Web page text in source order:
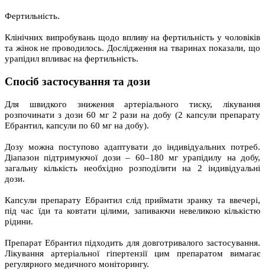
Фертильність.
Клінічних випробувань щодо впливу на фертильність у чоловіків
та жінок не проводилось. Дослідження на тваринах показали, що
урапідил впливає на фертильність.
Спосіб застосування та дози
Для швидкого зниження артеріального тиску, лікування
розпочинати з дози 60 мг 2 рази на добу (2 капсули препарату
Ебрантил, капсули по 60 мг на добу).
Дозу можна поступово адаптувати до індивідуальних потреб.
Діапазон підтримуючої дози – 60–180 мг урапідилу на добу,
загальну кількість необхідно розподілити на 2 індивідуальні
дози.
Капсули препарату Ебрантил слід приймати зранку та ввечері,
під час їди та ковтати цілими, запиваючи невеликою кількістю
рідини.
Препарат Ебрантил підходить для довготривалого застосування.
Лікування артеріальної гіпертензії цим препаратом вимагає
регулярного медичного моніторингу.